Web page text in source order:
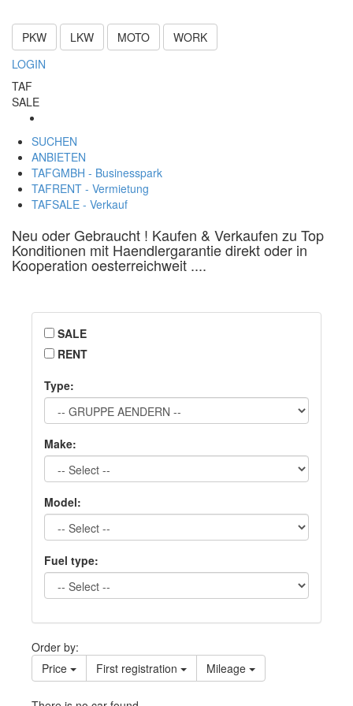
PKW LKW MOTO
WORK
LOGIN
TAF
SALE
SUCHEN
ANBIETEN
TAFGMBH - Businesspark
TAFRENT - Vermietung
TAFSALE - Verkauf
Neu oder Gebraucht ! Kaufen & Verkaufen zu Top
Konditionen mit Haendlergarantie direkt oder in
Kooperation oesterreichweit ....
SALE
RENT
Type:
Make:
Model:
Fuel type:
Order by:
Price
First registration Mileage